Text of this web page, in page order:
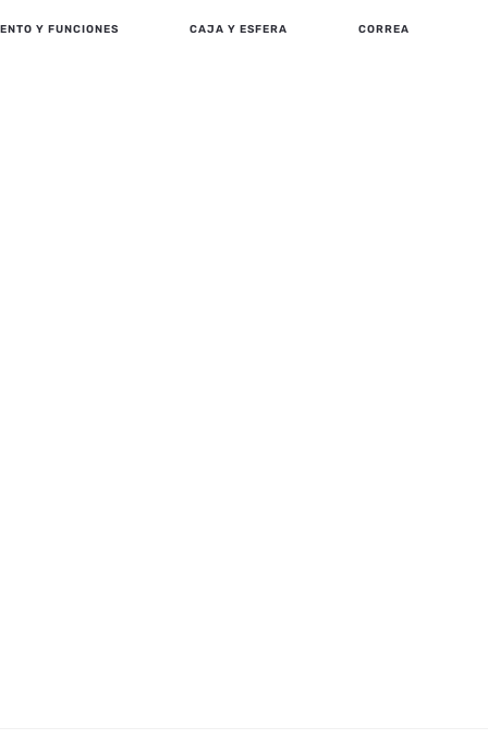
Y FUNCIONES CAJA Y ESFERA CORREA